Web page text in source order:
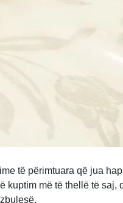
të përimtuara që jua
kuptim më të thellë të saj,